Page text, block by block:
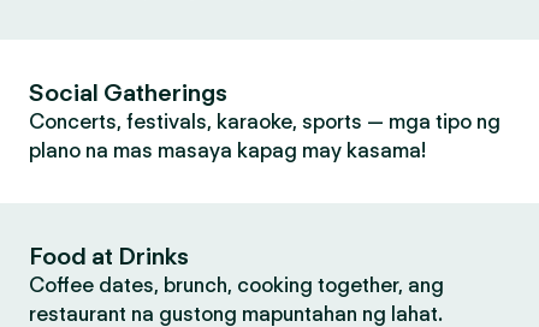
Social Gatherings
Concerts, festivals, karaoke, sports — mga tipo ng
plano na mas masaya kapag may kasama!
Food at Drinks
Coffee dates, brunch, cooking together, ang
restaurant na gustong mapuntahan ng lahat.